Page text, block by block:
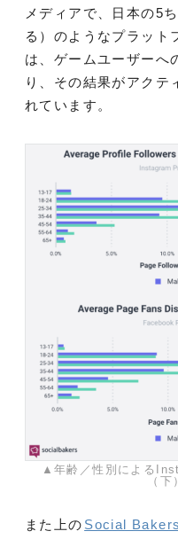
メディアで、日本の5
る）のようなプラット
は、ゲームユーザーへ
り、その結果がアクテ
れています。
▲年齢／性別による
（
また上の Social